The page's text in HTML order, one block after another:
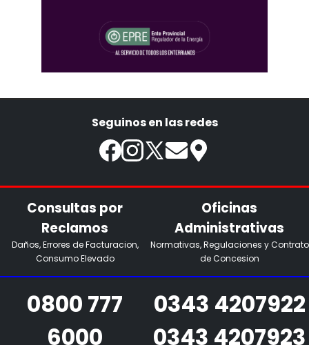
Seguinos en las redes
Consultas por
Reclamos
Daños, Errores de Facturacion,
Consumo Elevado
0800 777
6000
Oficinas
Administrativas
Normativas, Regulaciones y Contrato
de Concesion
0343 4207922
0343 4207923